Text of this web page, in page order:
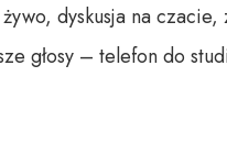
dyskusja na czacie,
głosy – telefon do